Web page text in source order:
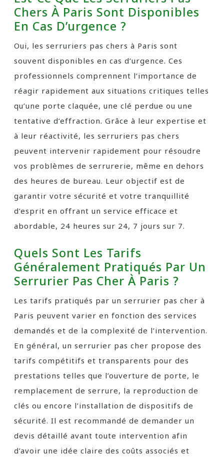
Chers À Paris Sont Disponibles
En Cas D’urgence ?
Oui, les serruriers pas chers à Paris sont
souvent disponibles en cas d’urgence. Ces
professionnels comprennent l’importance de
réagir rapidement aux situations critiques telles
qu’une porte claquée, une clé perdue ou une
tentative d’effraction. Grâce à leur expertise et
à leur réactivité, les serruriers pas chers
peuvent intervenir rapidement pour résoudre
vos problèmes de serrurerie, même en dehors
des heures de bureau. Leur objectif est de
garantir votre sécurité et votre tranquillité
d’esprit en offrant un service efficace et
abordable, 24 heures sur 24, 7 jours sur 7.
Quels Sont Les Tarifs
Généralement Pratiqués Par Un
Serrurier Pas Cher À Paris ?
Les tarifs pratiqués par un serrurier pas cher à
Paris peuvent varier en fonction des services
demandés et de la complexité de l’intervention.
En général, un serrurier pas cher propose des
tarifs compétitifs et transparents pour des
prestations telles que l’ouverture de porte, le
remplacement de serrure, la reproduction de
clés ou encore l’installation de dispositifs de
sécurité. Il est recommandé de demander un
devis détaillé avant toute intervention afin
d’avoir une idée claire des coûts associés et